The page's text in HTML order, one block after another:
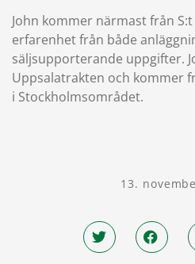
John kommer närmast från
erfarenhet från både
säljsupporterande uppgifter.
Uppsalatrakten och kommer
i Stockholmsområdet.
13.